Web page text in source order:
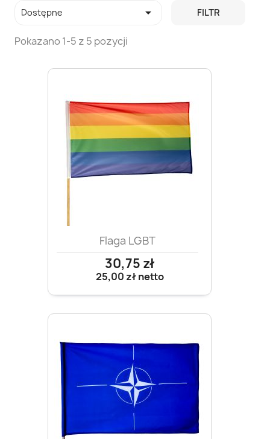
Dostępne  FILTR
Pokazano 1-5 z 5 pozycji
Flaga LGBT
30,75 zł
25,00 złnetto